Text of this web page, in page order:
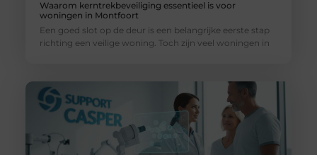
Waarom kerntrekbeveiliging essentieel is voor
woningen in Montfoort
Een goed slot op de deur is een belangrijke eerste stap
richting een veilige woning. Toch zijn veel woningen in